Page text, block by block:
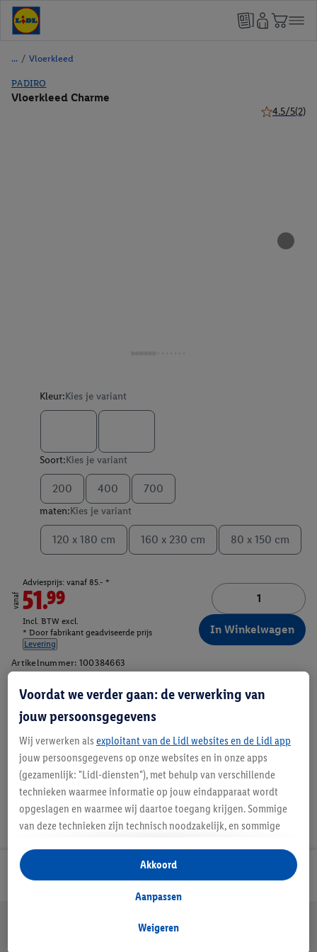
/ Vloerkleed
PADIRO
Vloerkleed Charme
4.5/5(2)
Kleur:Kies je variant
Soort:Kies je variant
200 400 700
maten:Kies je variant
120 x 180 cm 160 x 230 cm 80 x 150 cm
vanaf
Adviesprijs: vanaf 85.- *
51.99
Incl. BTW excl.
* Door fabrikant geadviseerde prijs
Levering
In Winkelwagen
Artikelnummer: 100384663
Beschrijving
Veilig winkelen
Voordat we verder gaan: de verwerking van
jouw persoonsgegevens
Wij verwerken als exploitant van de Lidl websites en de Lidl app
jouw persoonsgegevens op onze websites en in onze apps
(gezamenlijk: "Lidl-diensten"), met behulp van verschillende
technieken waarmee informatie op jouw eindapparaat wordt
opgeslagen en waarmee wij daartoe toegang krijgen. Sommige
van deze technieken zijn technisch noodzakelijk, en sommige
opslaan van voorkeursinstellingen, het verzamelen en
analyseren van statistieken of voor het tonen van
gepersonaliseerde reclame binnen en buiten de Lidl-diensten.
gegevens over jouw aankoopgedrag in de winkel ook voor de
Weigeren
Aanpassen
Akkoord